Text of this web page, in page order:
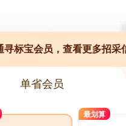
寻标宝会员，查看更多招采
单省会员
最划算